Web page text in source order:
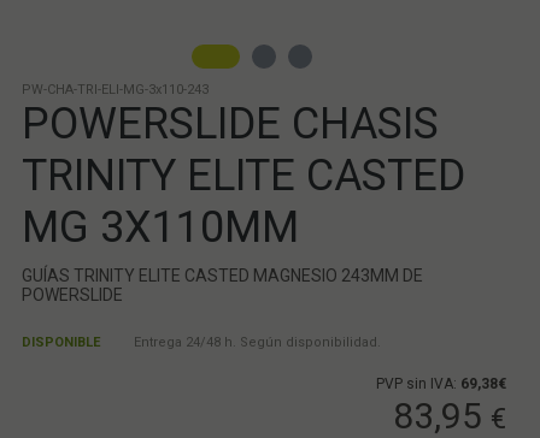
PW-CHA-TRI-ELI-MG-3x110-243
POWERSLIDE CHASIS
TRINITY ELITE CASTED
MG 3X110MM
GUÍAS TRINITY ELITE CASTED MAGNESIO 243MM DE
POWERSLIDE
DISPONIBLE Entrega 24/48 h. Según disponibilidad.
PVP sin IVA: 69,38€
83,95 €